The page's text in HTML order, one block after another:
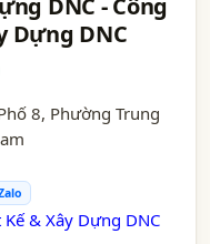
DNC - Công
Dựng DNC
8, Phường Trung
& Xây Dựng DNC